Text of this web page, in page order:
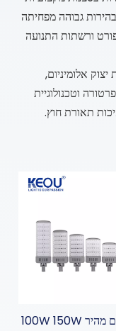
גבוהה מפחיתה
ורשתות התנועה
אלומיניום,
וטכנולוגיית
תאורת חוץ.
פיזור חום מהיר 100W 150W